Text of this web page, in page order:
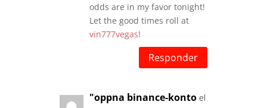
odds are in my favor tonight!
Let the good times roll at
vin777vegas!
Responder
"oppna binance-konto el